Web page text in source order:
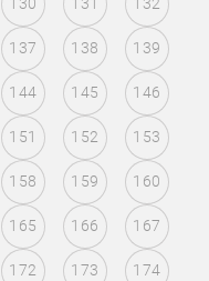
130 131 132
137 138 139
144 145 146
151 152 153
158 159 160
165 166 167
172 173 174